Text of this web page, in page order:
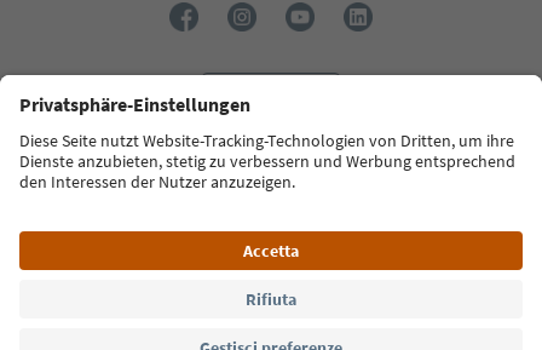
Südtirol Guide App